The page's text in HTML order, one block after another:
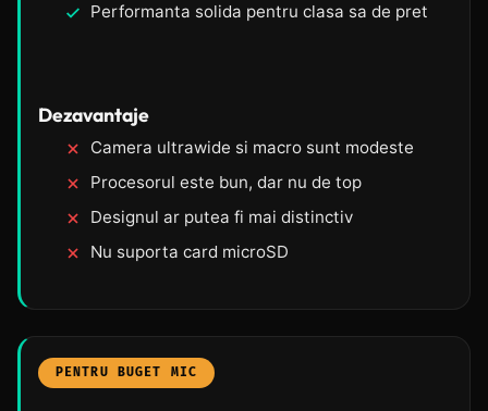
Performanta solida pentru clasa sa de pret
Dezavantaje
Camera ultrawide si macro sunt modeste
Procesorul este bun, dar nu de top
Designul ar putea fi mai distinctiv
Nu suporta card microSD
PENTRU BUGET MIC